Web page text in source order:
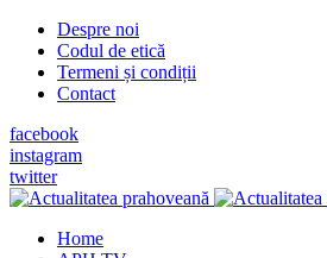
Despre noi
Codul de etică
Termeni și condiții
Contact
facebook
instagram
twitter
Home